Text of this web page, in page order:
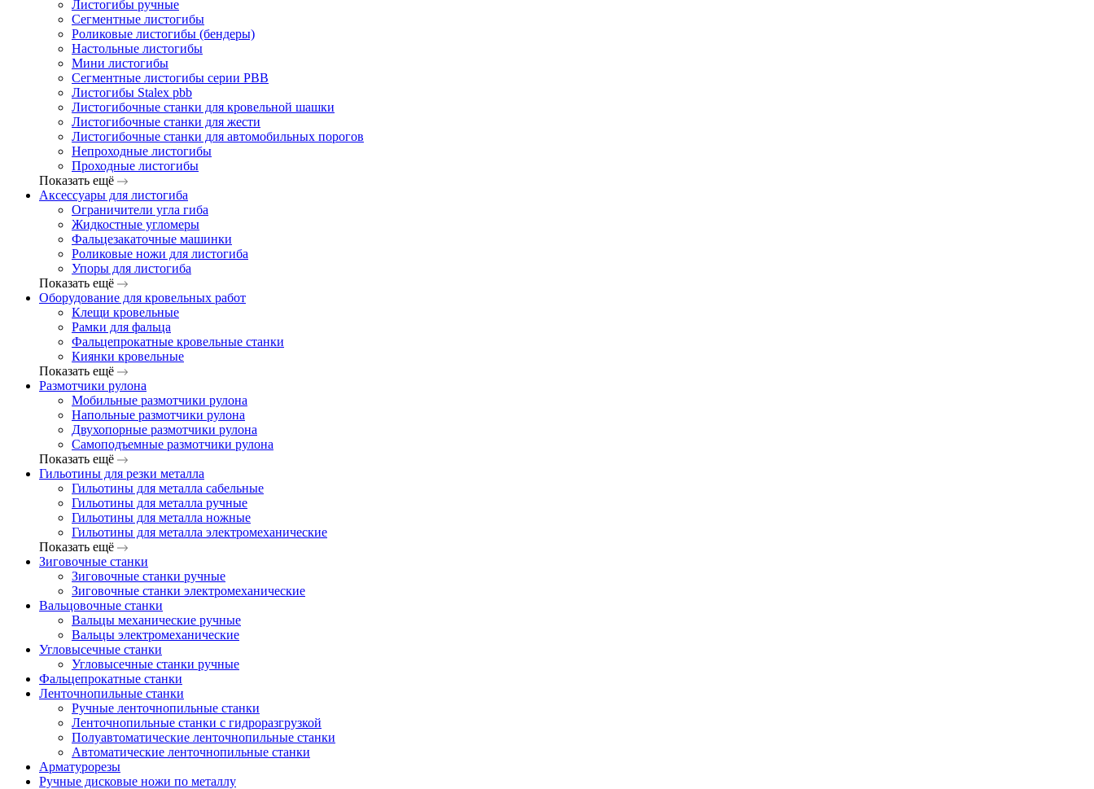
Листогибы ручные
Сегментные листогибы
Роликовые листогибы (бендеры)
Настольные листогибы
Мини листогибы
Сегментные листогибы серии PBB
Листогибы Stalex pbb
Листогибочные станки для кровельной шашки
Листогибочные станки для жести
Листогибочные станки для автомобильных порогов
Непроходные листогибы
Проходные листогибы
Показать ещё
Аксессуары для листогиба
Ограничители угла гиба
Жидкостные угломеры
Фальцезакаточные машинки
Роликовые ножи для листогиба
Упоры для листогиба
Показать ещё
Оборудование для кровельных работ
Клещи кровельные
Рамки для фальца
Фальцепрокатные кровельные станки
Киянки кровельные
Показать ещё
Размотчики рулона
Мобильные размотчики рулона
Напольные размотчики рулона
Двухопорные размотчики рулона
Самоподъемные размотчики рулона
Показать ещё
Гильотины для резки металла
Гильотины для металла сабельные
Гильотины для металла ручные
Гильотины для металла ножные
Гильотины для металла электромеханические
Показать ещё
Зиговочные станки
Зиговочные станки ручные
Зиговочные станки электромеханические
Вальцовочные станки
Вальцы механические ручные
Вальцы электромеханические
Угловысечные станки
Угловысечные станки ручные
Фальцепрокатные станки
Ленточнопильные станки
Ручные ленточнопильные станки
Ленточнопильные станки с гидроразгрузкой
Полуавтоматические ленточнопильные станки
Автоматические ленточнопильные станки
Арматурорезы
Ручные дисковые ножи по металлу